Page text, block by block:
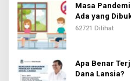
Masa
Ada yang
62721 Dilihat
Apa Benar
Dana Lansia?